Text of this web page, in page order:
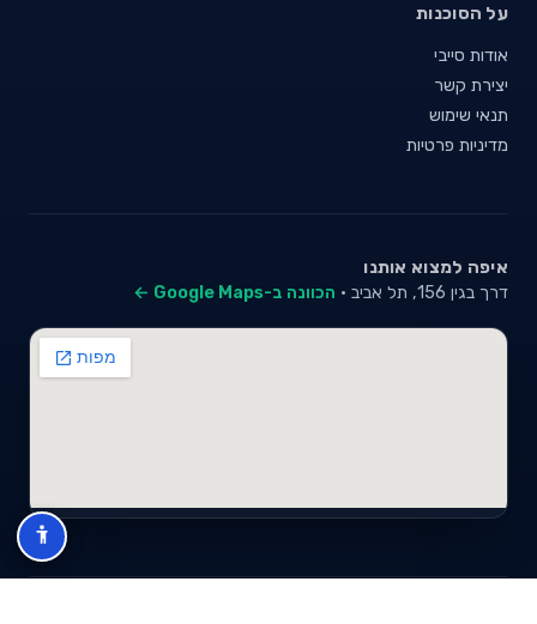
על הסוכנות
אודות סייבי
יצירת קשר
תנאי שימוש
מדיניות פרטיות
איפה למצוא אותנו
דרך בגין 156, תל אביב · הכוונה ב-Google Maps ←